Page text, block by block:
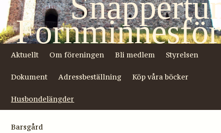
Aktuellt Om föreningen Bli medlem Styrelsen
Dokument Adressbeställning Köp våra böcker
Husbondelängder
Barsgård